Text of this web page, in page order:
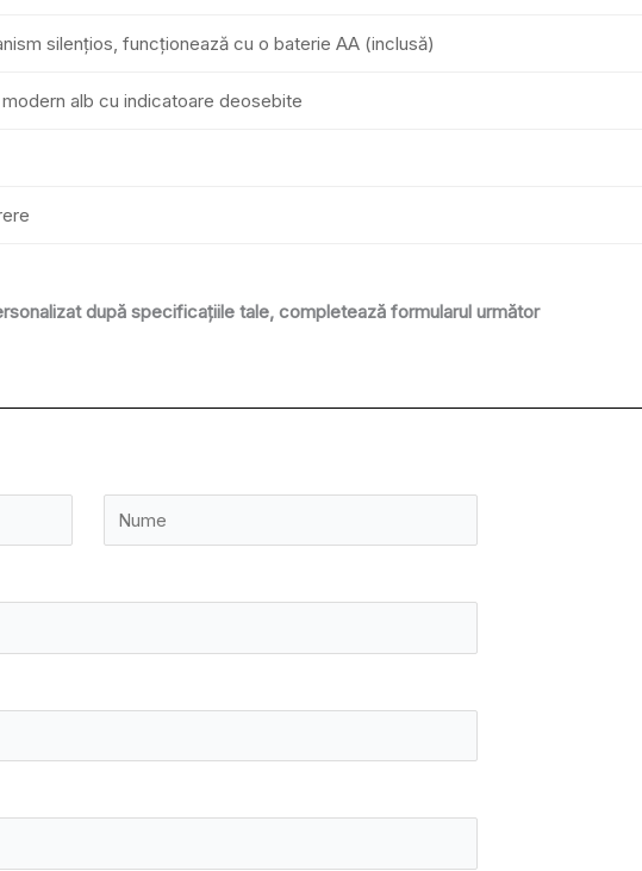
silențios, funcționează cu o baterie AA (inclusă)
alb cu indicatoare deosebite
după specificațiile tale, completează formularul următor